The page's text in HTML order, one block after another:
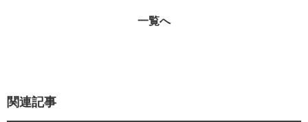
一覧へ
関連記事